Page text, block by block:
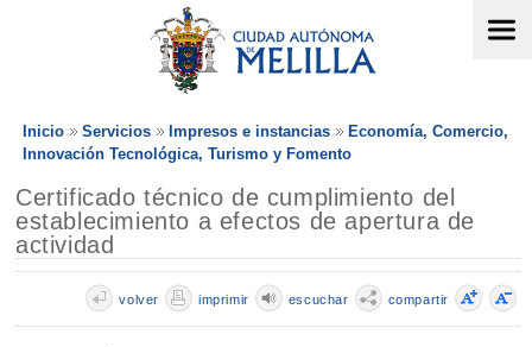
Inicio Servicios Impresos e instancias
Economía, Comercio,
Innovación Tecnológica, Turismo y Fomento
Certificado técnico de cumplimiento del
establecimiento a efectos de apertura de
actividad
compartir
escuchar
imprimir
volver